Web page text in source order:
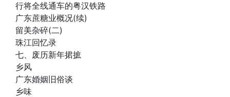
行将全线通车的粤汉铁路
广东蔗糖业概况(续)
留美杂碎(二)
珠江回忆录
七、废历新年捃摭
乡风
广东婚姻旧俗谈
乡味